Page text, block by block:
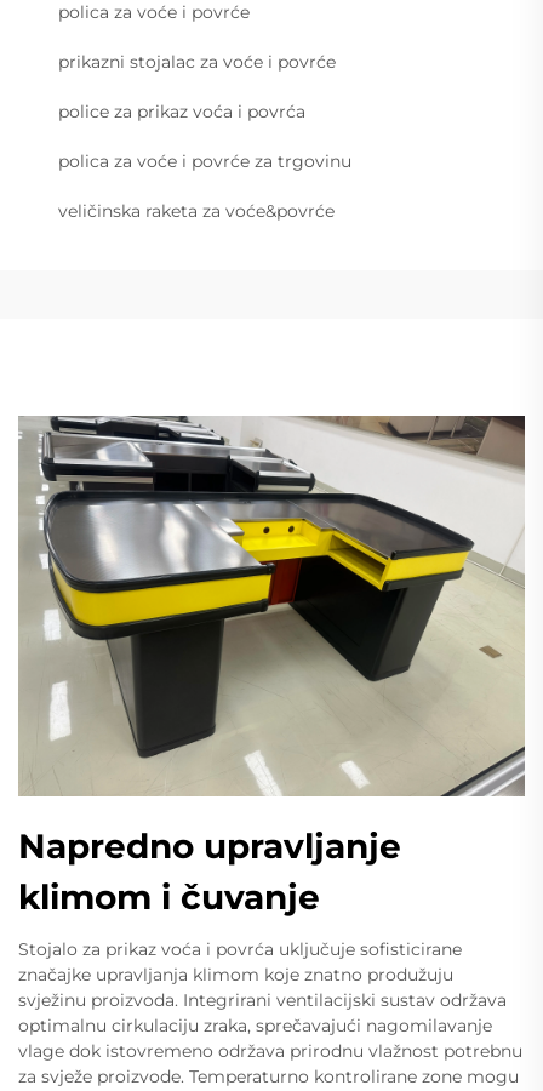
polica za voće i povrće
prikazni stojalac za voće i povrće
police za prikaz voća i povrća
polica za voće i povrće za trgovinu
veličinska raketa za voće&povrće
Napredno upravljanje
klimom i čuvanje
Stojalo za prikaz voća i povrća uključuje sofisticirane
značajke upravljanja klimom koje znatno produžuju
svježinu proizvoda. Integrirani ventilacijski sustav održava
optimalnu cirkulaciju zraka, sprečavajući nagomilavanje
vlage dok istovremeno održava prirodnu vlažnost potrebnu
za svježe proizvode. Temperaturno kontrolirane zone mogu